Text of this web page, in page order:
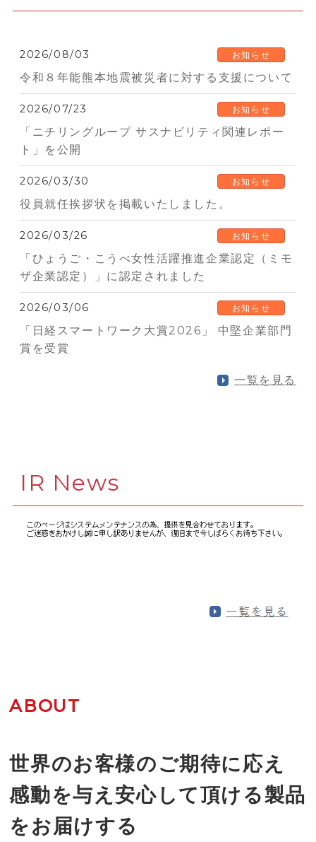
2026/08/03 お知らせ
令和８年能熊本地震被災者に対する支援について
2026/07/23 お知らせ
「ニチリングループ サスナビリティ関連レポー
ト」を公開
2026/03/30 お知らせ
役員就任挨拶状を掲載いたしました。
2026/03/26 お知らせ
「ひょうご・こうべ女性活躍推進企業認定（ミモ
ザ企業認定）」に認定されました
2026/03/06 お知らせ
「日経スマートワーク大賞2026」 中堅企業部門
賞を受賞
一覧を見る
IR News
ABOUT
世界のお客様のご期待に応え
感動を与え安心して頂ける製品
をお届けする